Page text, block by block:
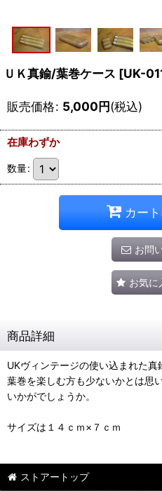
ＵＫ真鍮/葉巻ケース [UK-
販売価格: 5,000円(税込)
在庫わずか
数量:
カー
お問
お気に
商品詳細
UKヴィンテージの使い込まれた真
葉巻を楽しむ方も少ないかとは思
いかがでしょうか。
サイズは１４ｃｍ×７ｃｍ
ストアートップ